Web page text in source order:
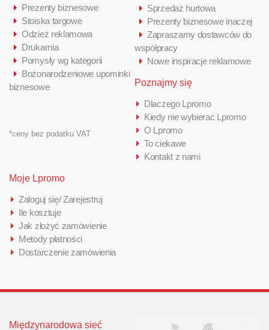
Prezenty biznesowe
Stoiska targowe
Odzież reklamowa
Drukarnia
Pomysły wg kategorii
Bożonarodzeniowe upominki
biznesowe
*ceny bez podatku VAT
Sprzedaż hurtowa
Prezenty biznesowe inaczej
Zapraszamy dostawców do
współpracy
Nowe inspiracje reklamowe
Poznajmy się
Dlaczego Lpromo
Kiedy nie wybierać Lpromo
O Lpromo
To ciekawe
Kontakt z nami
Moje Lpromo
Zaloguj się/ Zarejestruj
Ile kosztuje
Jak złożyć zamówienie
Metody płatności
Dostarczenie zamówienia
Międzynarodowa sieć